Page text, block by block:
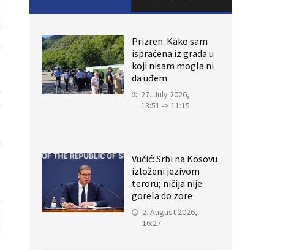
Prizren: Kako sam
ispraćena iz grada u
koji nisam mogla ni
da uđem
27. July 2026,
13:51 -> 11:15
Vučić: Srbi na Kosovu
izloženi jezivom
teroru; ničija nije
gorela do zore
2. August 2026,
16:27